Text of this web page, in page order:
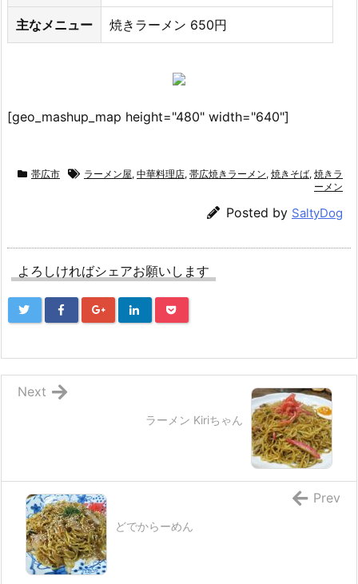
主なメニュー 焼きラーメン 650円
[geo_mashup_map height="480" width="640"]
帯広市 ラーメン屋, 中華料理店, 帯広焼きラーメン, 焼きそば, 焼きラ
ーメン
Posted by SaltyDog
よろしければシェアお願いします
ラーメン Kiriちゃん
Next
どでからーめん
Prev